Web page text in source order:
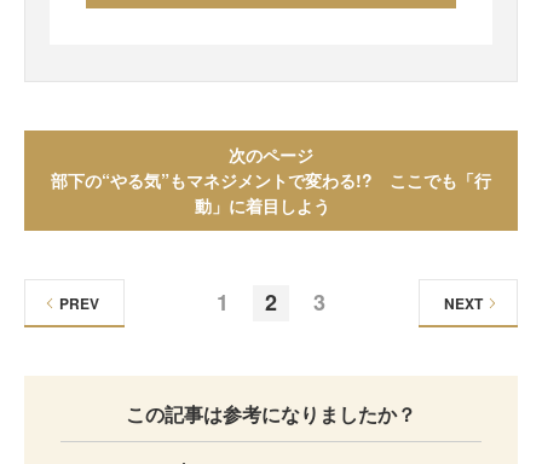
次のページ
部下の“やる気”もマネジメントで変わる!? ここでも「行
動」に着目しよう
1 2 3
PREV NEXT
この記事は参考になりましたか？